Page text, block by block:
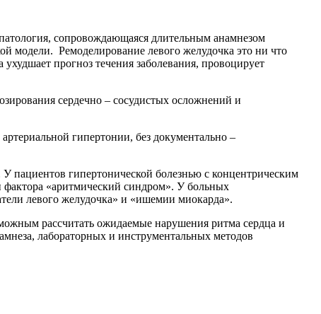
сопровождающаяся длительным анамнезом
модели. Ремоделирование левого желудочка это ни что
прогноз течения заболевания, провоцирует
сердечно – сосудистых осложнений и
гипертонии, без документально –
пациентов гипертонической болезнью с концентрическим
фактора «аритмический синдром». У больных
левого желудочка» и «ишемии миокарда».
рассчитать ожидаемые нарушения ритма сердца и
лабораторных и инструментальных методов